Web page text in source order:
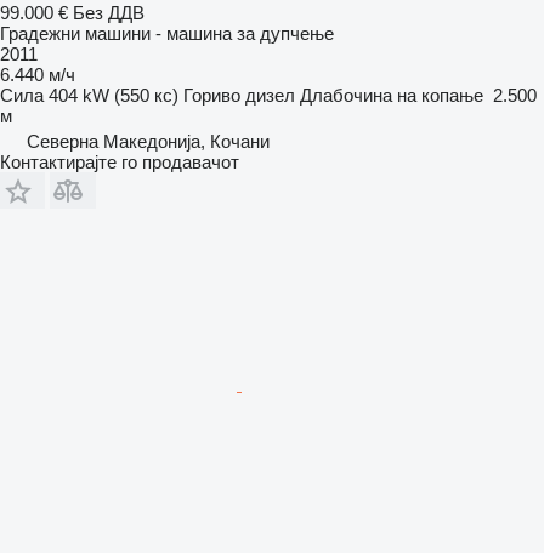
99.000 € Без ДДВ
Градежни машини - машина за дупчење
2011
6.440 м/ч
Сила 404 kW (550 кс) Гориво дизел Длабочина на копање 2.500
м
Северна Македонија, Кочани
Контактирајте го продавачот